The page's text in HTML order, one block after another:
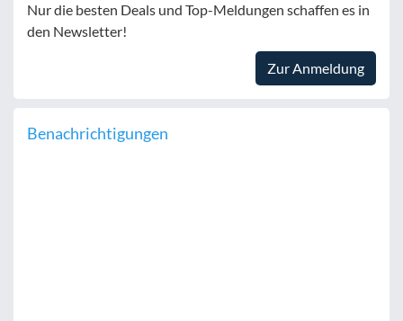
Nur die besten Deals und Top-Meldungen schaffen es in
den Newsletter!
Zur Anmeldung
Benachrichtigungen